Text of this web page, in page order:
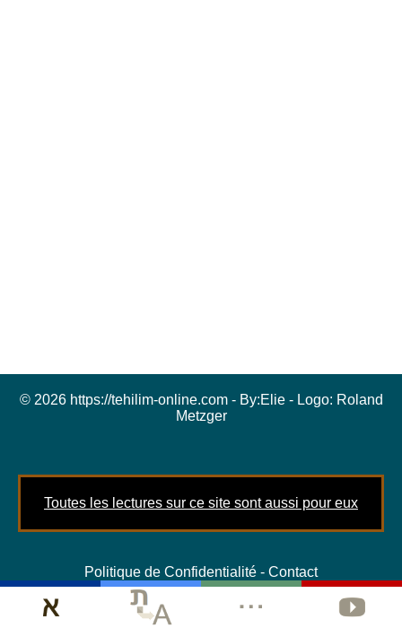
© 2026 https://tehilim-online.com - By:Elie- Logo: Roland
Metzger
Toutes les lectures sur ce site sont aussi pour eux
Politique de Confidentialité - Contact